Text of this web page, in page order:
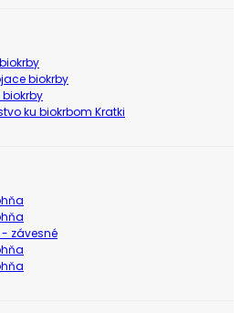
biokrby
biokrby
ku biokrbom Kratki
závesné